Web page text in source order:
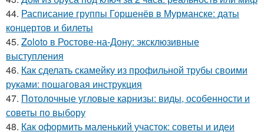
44. Расписание группы Горшенёв в Мурманске: даты
концертов и билеты
45. Zoloto в Ростове-на-Дону: эксклюзивные
выступления
46. Как сделать скамейку из профильной трубы своими
руками: пошаговая инструкция
47. Потолочные угловые карнизы: виды, особенности и
советы по выбору
48. Как оформить маленький участок: советы и идеи